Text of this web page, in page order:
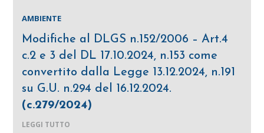
AMBIENTE
Modifiche al DLGS n.152/2006 – Art.4
c.2 e 3 del DL 17.10.2024, n.153 come
convertito dalla Legge 13.12.2024, n.191
su G.U. n.294 del 16.12.2024.
(c.279/2024)
LEGGI TUTTO